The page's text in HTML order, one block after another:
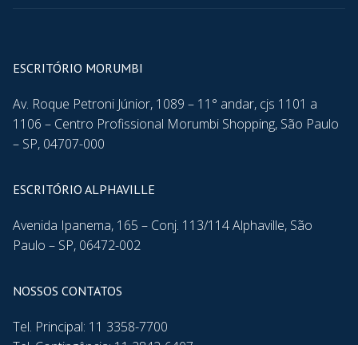
ESCRITÓRIO MORUMBI
Av. Roque Petroni Júnior, 1089 – 11° andar, cjs 1101 a
1106 – Centro Profissional Morumbi Shopping, São Paulo
– SP, 04707-000
ESCRITÓRIO ALPHAVILLE
Avenida Ipanema, 165 – Conj. 113/114 Alphaville, São
Paulo – SP, 06472-002
NOSSOS CONTATOS
Tel. Principal: 11 3358-7700